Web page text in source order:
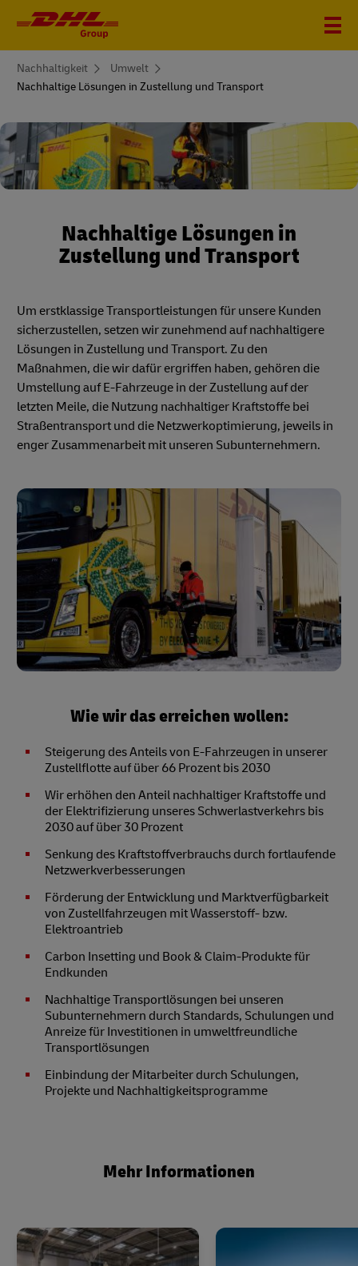
You
here
Nachhaltigkeit
Umwelt
Nachhaltige Lösungen in Zustellung und Transport
Nachhaltige Lösungen in
Zustellung und Transport
Um erstklassige Transportleistungen für unsere Kunden
sicherzustellen, setzen wir zunehmend auf nachhaltigere
Lösungen in Zustellung und Transport. Zu den
Maßnahmen, die wir dafür ergriffen haben, gehören die
Umstellung auf E-Fahrzeuge in der Zustellung auf der
letzten Meile, die Nutzung nachhaltiger Kraftstoffe bei
Straßentransport und die Netzwerkoptimierung, jeweils in
enger Zusammenarbeit mit unseren Subunternehmern.
Wie wir das erreichen wollen:
Steigerung des Anteils von E-Fahrzeugen in unserer
Zustellflotte auf über 66 Prozent bis 2030
Wir erhöhen den Anteil nachhaltiger Kraftstoffe und
der Elektrifizierung unseres Schwerlastverkehrs bis
2030 auf über 30 Prozent
Senkung des Kraftstoffverbrauchs durch fortlaufende
Netzwerkverbesserungen
Förderung der Entwicklung und Marktverfügbarkeit
von Zustellfahrzeugen mit Wasserstoff- bzw.
Elektroantrieb
Carbon Insetting und Book & Claim-Produkte für
Endkunden
Nachhaltige Transportlösungen bei unseren
Subunternehmern durch Standards, Schulungen und
Anreize für Investitionen in umweltfreundliche
Transportlösungen
Einbindung der Mitarbeiter durch Schulungen,
Projekte und Nachhaltigkeitsprogramme
Mehr Informationen